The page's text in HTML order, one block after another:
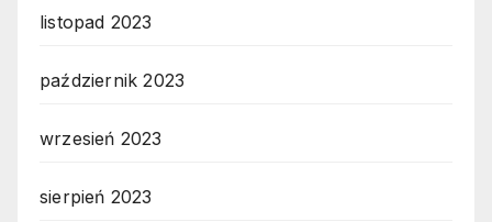
listopad 2023
październik 2023
wrzesień 2023
sierpień 2023